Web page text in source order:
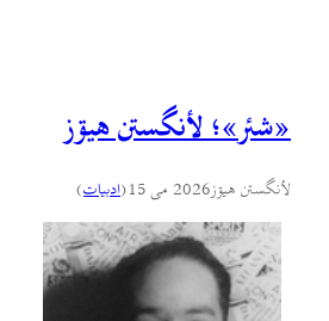
«شئر»؛ لأنگستن هيۊز
لأنگستن هيۊز2026 می 15 (ادبيات)